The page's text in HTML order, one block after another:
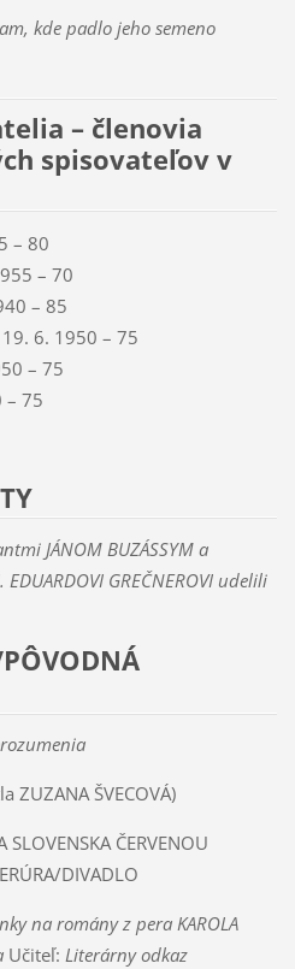
kde padlo jeho semeno
– členovia
spisovateľov v
– 80
– 70
– 85
6. 1950 – 75
– 75
– 75
JÁNOM BUZÁSSYM a
EDUARDOVI GREČNEROVI udelili
ZUZANA ŠVECOVÁ)
ČERVENOU
DIVADLO
na romány z pera KAROLA
Učiteľ: Literárny odkaz